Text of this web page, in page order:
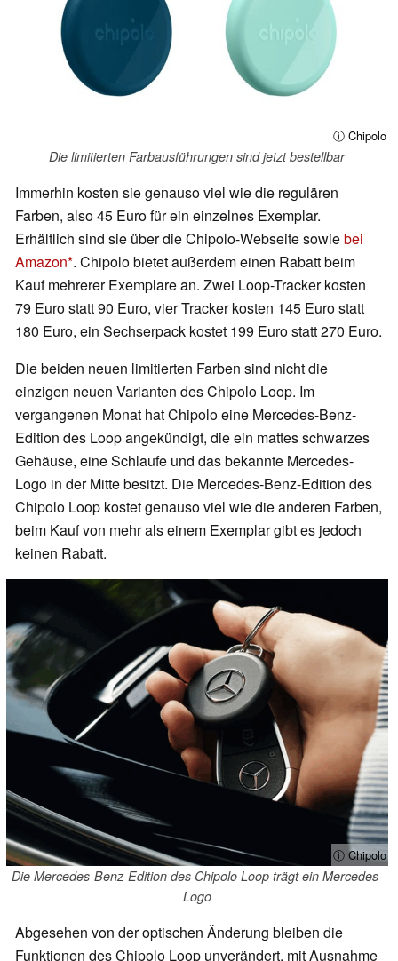
ⓘ Chipolo
Die limitierten Farbausführungen sind jetzt bestellbar
Immerhin kosten sie genauso viel wie die regulären
Farben, also 45 Euro für ein einzelnes Exemplar.
Erhältlich sind sie über die Chipolo-Webseite sowiebei
Amazon . Chipolo bietet außerdem einen Rabatt beim
Kauf mehrerer Exemplare an. Zwei Loop-Tracker kosten
79 Euro statt 90 Euro, vier Tracker kosten 145 Euro statt
180 Euro, ein Sechserpack kostet 199 Euro statt 270 Euro.
Die beiden neuen limitierten Farben sind nicht die
einzigen neuen Varianten des Chipolo Loop. Im
vergangenen Monat hat Chipolo eine Mercedes-Benz-
Edition des Loop angekündigt, die ein mattes schwarzes
Gehäuse, eine Schlaufe und das bekannte Mercedes-
Logo in der Mitte besitzt. Die Mercedes-Benz-Edition des
Chipolo Loop kostet genauso viel wie die anderen Farben,
beim Kauf von mehr als einem Exemplar gibt es jedoch
keinen Rabatt.
ⓘ Chipolo
Die Mercedes-Benz-Edition des Chipolo Loop trägt ein Mercedes-
Logo
Abgesehen von der optischen Änderung bleiben die
Funktionen des Chipolo Loop unverändert, mit Ausnahme